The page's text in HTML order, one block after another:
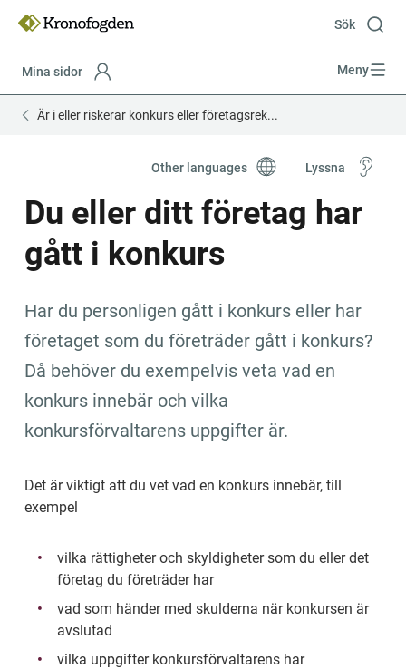
innehåll
Sök
Mina sidor Meny
Är i eller riskerar konkurs eller företagsrek...
Other languages Lyssna
Du eller ditt företag har
gått i konkurs
Har du personligen gått i konkurs eller har
företaget som du företräder gått i konkurs?
Då behöver du exempelvis veta vad en
konkurs innebär och vilka
konkursförvaltarens uppgifter är.
Det är viktigt att du vet vad en konkurs innebär, till
exempel
vilka rättigheter och skyldigheter som du eller det
företag du företräder har
vad som händer med skulderna när konkursen är
avslutad
vilka uppgifter konkursförvaltarens har
Focustrap
start
Focustrap
end